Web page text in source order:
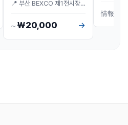
📍 부산 BEXCO 제1전시장
〜 ₩20,000 →
情報